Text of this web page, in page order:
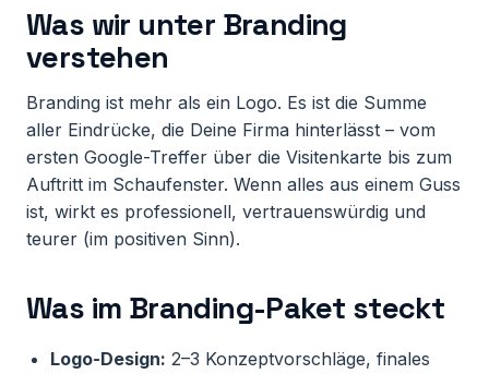
Was wir unter Branding
verstehen
Branding ist mehr als ein Logo. Es ist die Summe
aller Eindrücke, die Deine Firma hinterlässt – vom
ersten Google-Treffer über die Visitenkarte bis zum
Auftritt im Schaufenster. Wenn alles aus einem Guss
ist, wirkt es professionell, vertrauenswürdig und
teurer (im positiven Sinn).
Was im Branding-Paket steckt
Logo-Design: 2–3 Konzeptvorschläge, finales